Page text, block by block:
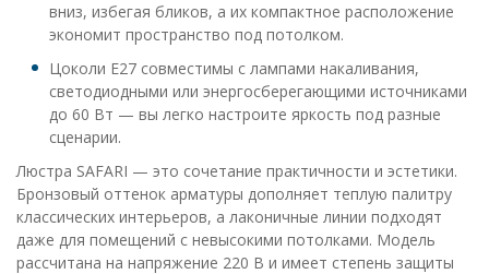
вниз, избегая бликов, а их компактное расположение
экономит пространство под потолком.
Цоколи E27 совместимы с лампами накаливания,
светодиодными или энергосберегающими источниками
до 60 Вт — вы легко настроите яркость под разные
сценарии.
Люстра SAFARI — это сочетание практичности и эстетики.
Бронзовый оттенок арматуры дополняет теплую палитру
классических интерьеров, а лаконичные линии подходят
даже для помещений с невысокими потолками. Модель
рассчитана на напряжение 220 В и имеет степень защиты